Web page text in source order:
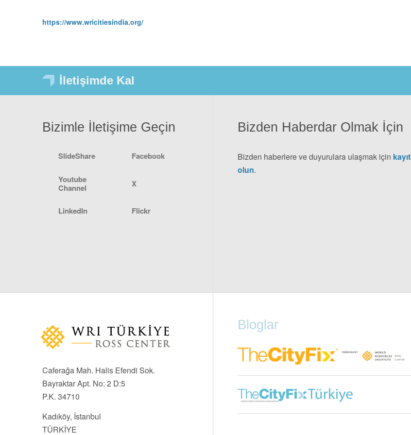
https://www.wricitiesindia.org/
İletişimde Kal
Bizden Haberdar Olmak İçin
Bizden haberlere ve duyurulara ulaşmak için kayıt
olun.
Bizimle İletişime Geçin
SlideShare Facebook
Youtube
Channel
X
LinkedIn Flickr
Bloglar
Caferağa Mah. Halis Efendi Sok.
Bayraktar Apt. No: 2 D:5
P.K. 34710
Kadıköy, İstanbul
TÜRKİYE